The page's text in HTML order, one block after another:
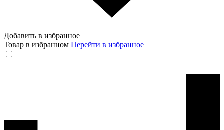
Добавить в избранное
Товар в избранном Перейти в избранное